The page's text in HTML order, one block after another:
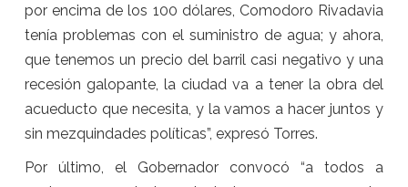
por encima de los 100 dólares, Comodoro Rivadavia
tenía problemas con el suministro de agua; y ahora,
que tenemos un precio del barril casi negativo y una
recesión galopante, la ciudad va a tener la obra del
acueducto que necesita, y la vamos a hacer juntos y
sin mezquindades políticas”, expresó Torres.
Por último, el Gobernador convocó “a todos a